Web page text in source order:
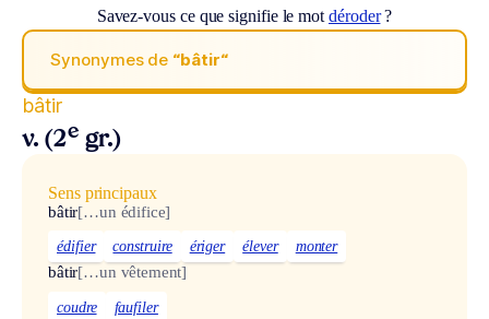
Savez-vous ce que signifie le mot déroder?
Synonymes de “bâtir“
bâtir
v. (2e gr.)
Sens principaux
bâtir[…un édifice]
édifier construire ériger élever monter
bâtir[…un vêtement]
coudre faufiler